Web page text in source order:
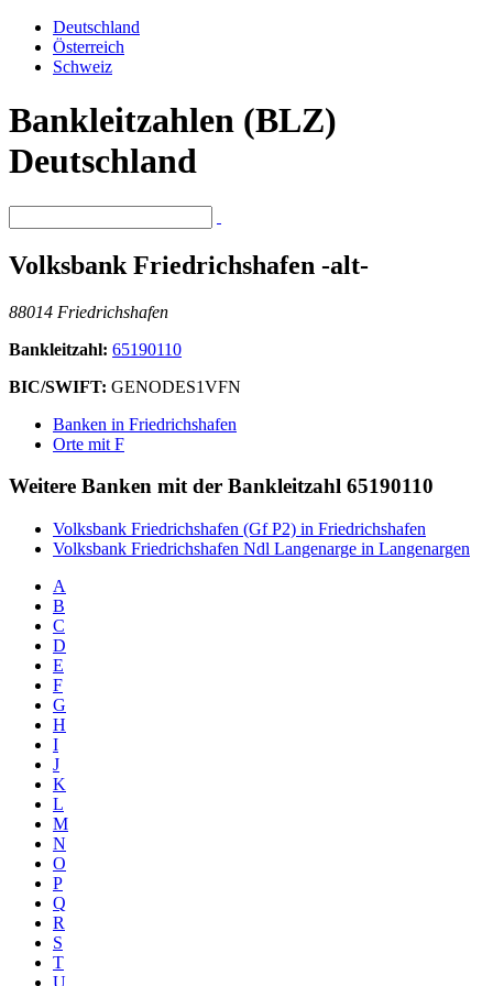
Deutschland
Österreich
Schweiz
Bankleitzahlen (BLZ)
Deutschland
Volksbank Friedrichshafen -alt-
88014 Friedrichshafen
Bankleitzahl: 65190110
BIC/SWIFT: GENODES1VFN
Banken in Friedrichshafen
Orte mit F
Weitere Banken mit der Bankleitzahl 65190110
Volksbank Friedrichshafen (Gf P2) in Friedrichshafen
Volksbank Friedrichshafen Ndl Langenarge in Langenargen
A
B
C
D
E
F
G
H
I
J
K
L
M
N
O
P
Q
R
S
T